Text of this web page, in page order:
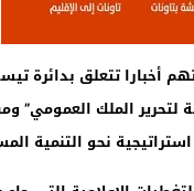
أخبارا تتعلق بدائرة
الملك العمومي”
نحو التنمية